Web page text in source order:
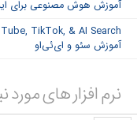
آموزش هوش مصنوعی برای
آموزش سئو و ای‌ئی‌او
نرم افزار های مورد